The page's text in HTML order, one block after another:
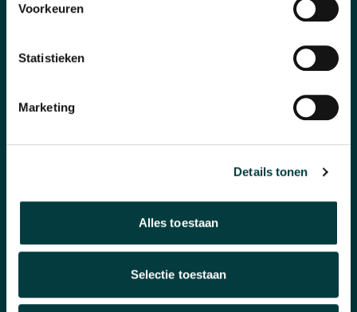
Voorkeuren
Statistieken
Marketing
Details tonen
Alles toestaan
Selectie toestaan
Horloges